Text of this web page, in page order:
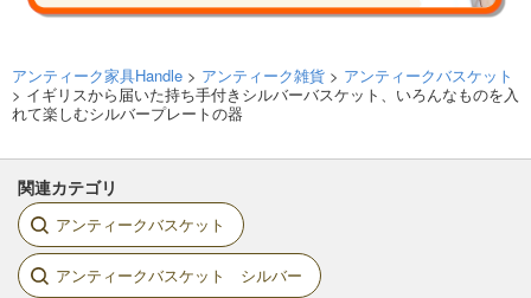
アンティーク家具Handle > アンティーク雑貨 > アンティークバスケット
> イギリスから届いた持ち手付きシルバーバスケット、いろんなものを入
れて楽しむシルバープレートの器
関連カテゴリ
アンティークバスケット
アンティークバスケット シルバー